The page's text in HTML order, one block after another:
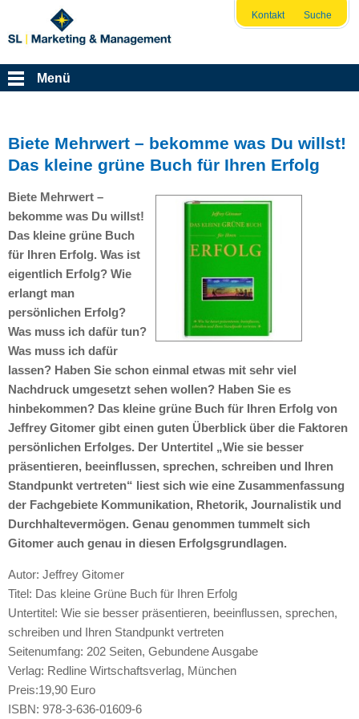
Kontakt Suche
Menü
Biete Mehrwert – bekomme was Du willst!
Das kleine grüne Buch für Ihren Erfolg
Biete Mehrwert –
bekomme was Du willst!
Das kleine grüne Buch
für Ihren Erfolg. Was ist
eigentlich Erfolg? Wie
erlangt man
persönlichen Erfolg?
Was muss ich dafür tun?
Was muss ich dafür
lassen? Haben Sie schon einmal etwas mit sehr viel
Nachdruck umgesetzt sehen wollen? Haben Sie es
hinbekommen? Das kleine grüne Buch für Ihren Erfolg von
Jeffrey Gitomer gibt einen guten Überblick über die Faktoren
persönlichen Erfolges. Der Untertitel „Wie sie besser
präsentieren, beeinflussen, sprechen, schreiben und Ihren
Standpunkt vertreten“ liest sich wie eine Zusammenfassung
der Fachgebiete Kommunikation, Rhetorik, Journalistik und
Durchhaltevermögen. Genau genommen tummelt sich
Gitomer auch genau in diesen Erfolgsgrundlagen.
Autor: Jeffrey Gitomer
Titel: Das kleine Grüne Buch für Ihren Erfolg
Untertitel: Wie sie besser präsentieren, beeinflussen, sprechen,
schreiben und Ihren Standpunkt vertreten
Seitenumfang: 202 Seiten, Gebundene Ausgabe
Verlag: Redline Wirtschaftsverlag, München
Preis:19,90 Euro
ISBN: 978-3-636-01609-6